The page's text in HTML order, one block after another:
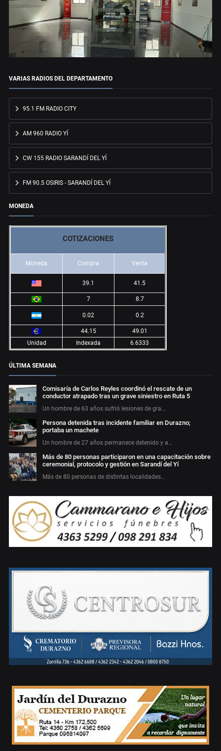
VARIAS RADIOS DEL DEPARTAMENTO
95.1 FM RADIO CITY
AM 960 RADIO YÍ
CW 155 RADIO SARANDÍ DEL YÍ
FM 90.5 OSIRIS - SARANDÍ DEL YÍ
MONEDA
COTIZACIONES
Moneda Compra Venta
39.1 41.5
7 8.7
0.02 0.2
44.15
49.01
Unidad
Indexada 6.6333
ÚLTIMA SEMANA
Comisaría de Carlos Reyles coordinó el rescate de un
conductor atrapado tras un grave siniestro en Ruta 5
Un hombre de 63 años sufrió lesiones de gra…
Persona detenida tras incidente familiar en Durazno;
portaba un machete
Un hombre de 27 años permanece detenido y a…
Más de 80 personas participaron en una capacitación sobre
ceremonial, protocolo y gestión en Sarandí del Yí
Más de 80 personas de distintas localidades…